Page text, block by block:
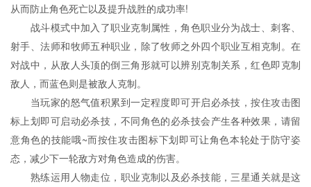
从而防止角色死亡以及提升战胜的成功率!
战斗模式中加入了职业克制属性，角色职业分为战士、刺客、
射手、法师和牧师五种职业，除了牧师之外四个职业互相克制。在
对战中，从敌人头顶的倒三角形就可以辨别克制关系，红色即克制
敌人，而蓝色则是被敌人克制。
当玩家的怒气值积累到一定程度即可开启必杀技，按住攻击图
标上划即可启动必杀技，不同角色的必杀技会产生各种效果，请留
意角色的技能哦~而按住攻击图标下划即可让角色本轮处于防守姿
态，减少下一轮敌方对角色造成的伤害。
熟练运用人物走位，职业克制以及必杀技能，三星通关就是这